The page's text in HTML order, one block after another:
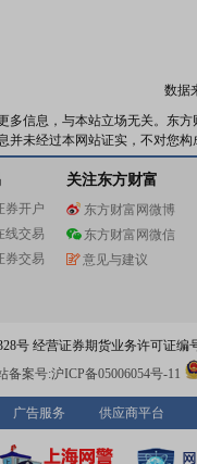
数据
多信息，与本站立场无关。东
并未经过本网站证实，不对您
券开户
线交易
券交易
关注东方财富
东方财富网微博
东方财富网微信
意见与建议
号 经营证券期货业务许可证编
备案号:沪ICP备05006054号-11
广告服务 供应商平台